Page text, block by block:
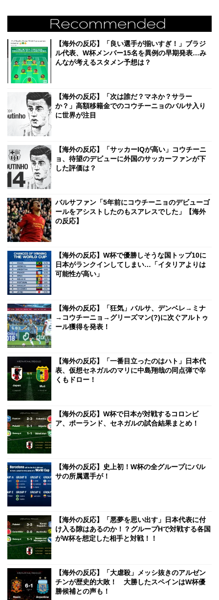
【海外の反応】「良い選手が揃いすぎ！」ブラジ
ル代表、W杯メンバー15名を異例の早期発表…み
んなが考えるスタメン予想は？
【海外の反応】「次は誰だ？マネか？サラー
か？」高額移籍金でのコウチーニョのバルサ入り
に世界が注目
【海外の反応】「サッカーIQが高い」コウチーニ
ョ、待望のデビューに外国のサッカーファンが下
した評価は？
バルサファン「5年前にコウチーニョのデビューゴ
ールをアシストしたのもスアレスでした」【海外
の反応】
【海外の反応】W杯で優勝しそうな国トップ10に
日本がランクインしてしまい…「イタリアよりは
可能性が高い」
【海外の反応】「狂気」バルサ、デンベレ→ミナ
→コウチーニョ→グリーズマン(?)に次ぐアルトゥ
ール獲得を発表！
【海外の反応】「一番目立ったのはハト」日本代
表、仮想セネガルのマリに中島翔哉の同点弾で辛
くもドロー！
【海外の反応】W杯で日本が対戦するコロンビ
ア、ポーランド、セネガルの試合結果まとめ！
【海外の反応】史上初！W杯の全グループにバル
サの所属選手が！
【海外の反応】「悪夢を思い出す」日本代表に付
け入る隙はあるのか！？グループHで対戦する各国
がW杯を想定した相手と対戦！！
【海外の反応】「大虐殺」メッシ抜きのアルゼン
チンが歴史的大敗！ 大勝したスペインはW杯優
勝候補との声も！